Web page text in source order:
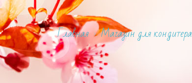
Главная Магазин для кондитера